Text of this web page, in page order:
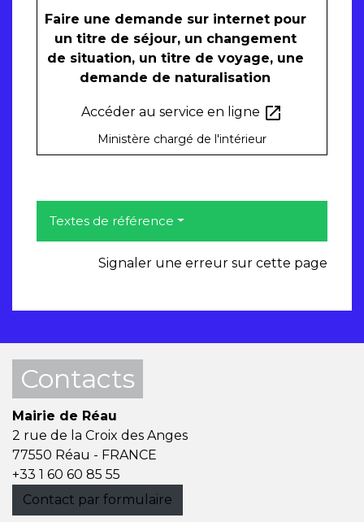
Faire une demande sur internet pour
un titre de séjour, un changement
de situation, un titre de voyage, une
demande de naturalisation
Accéder au service en ligne open_in_new
Ministère chargé de l'intérieur
Textes de référence
Signaler une erreur sur cette page
Contacts
Mairie de Réau
2 rue de la Croix des Anges
77550 Réau - FRANCE
+33 1 60 60 85 55
Contact par formulaire